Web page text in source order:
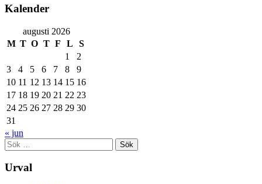
Kalender
augusti 2026
M T O T F L
S
1
2
3
4 5 6 7 8
9
10 11 12 13 14 15 16
17 18 19 20 21 22 23
24 25 26 27 28 29 30
31
« jun
Sök
efter:
Urval